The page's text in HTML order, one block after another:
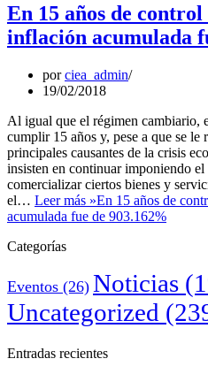
En 15 años de
inflación acumulada
porciea_admin
19/02/2018
Al igual que el régimen cambiario,
cumplir 15 años y, pese a que se le
principales causantes de la crisis
insisten en continuar imponiendo el
comercializar ciertos bienes y
el… Leer más »En 15 años de
acumulada fue de 903.162%
Categorías
Eventos (26) Noticias
Uncategorized
Entradas recientes